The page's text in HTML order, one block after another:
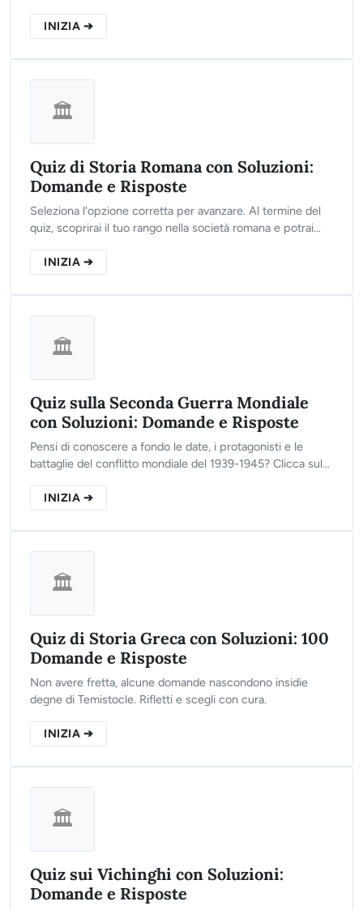
INIZIA ➔
🏛️
Quiz di Storia Romana con Soluzioni:
Domande e Risposte
Seleziona l'opzione corretta per avanzare. Al termine del
quiz, scoprirai il tuo rango nella società romana e potrai
approfondire ogni evento.
INIZIA ➔
🏛️
Quiz sulla Seconda Guerra Mondiale
con Soluzioni: Domande e Risposte
Pensi di conoscere a fondo le date, i protagonisti e le
battaglie del conflitto mondiale del 1939-1945? Clicca sul
test e scopri il tuo punteggio finale!
INIZIA ➔
🏛️
Quiz di Storia Greca con Soluzioni: 100
Domande e Risposte
Non avere fretta, alcune domande nascondono insidie
degne di Temistocle. Rifletti e scegli con cura.
INIZIA ➔
🏛️
Quiz sui Vichinghi con Soluzioni:
Domande e Risposte